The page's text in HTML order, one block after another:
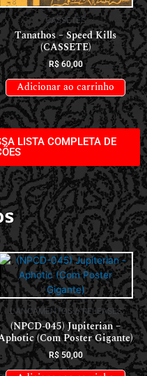
CASSETES
Tanathos – Speed Kills
(CASSETE)
R$60,00
Adicionar ao carrinho
LISTA COMPLETA DE
LANÇAMENTOS // RELEASES
(NPCD-045) Jupiterian –
(Com Poster Gigante)
R$50,00